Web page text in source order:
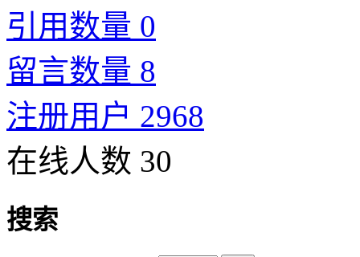
引用数量 0
留言数量 8
注册用户 2968
在线人数 30
搜索